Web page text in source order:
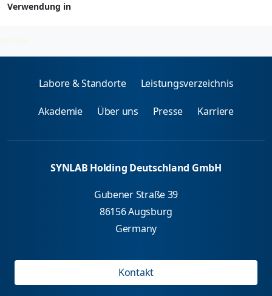
Verwendung in
2026-08-06
Labore & Standorte Leistungsverzeichnis
Akademie Über uns Presse Karriere
SYNLAB Holding Deutschland GmbH
Gubener Straße 39
86156 Augsburg
Germany
Kontakt